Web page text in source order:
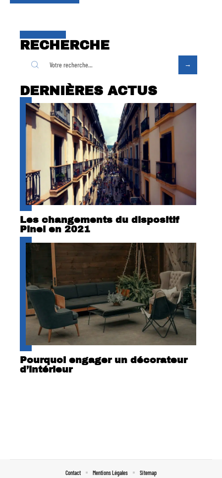
RECHERCHE
DERNIÈRES ACTUS
Les changements du dispositif
Pinel en 2021
Pourquoi engager un décorateur
d’intérieur
Contact Mentions Légales Sitemap